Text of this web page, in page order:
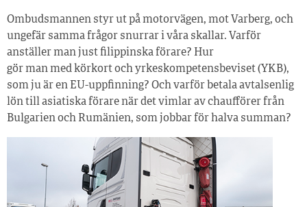
Ombudsmannen styr ut på motorvägen, mot Varberg, och
ungefär samma frågor snurrar i våra skallar. Varför
anställer man just filippinska förare? Hur
gör man med körkort och yrkeskompetensbeviset (YKB),
som ju är en EU-uppfinning? Och varför betala avtalsenlig
lön till asiatiska förare när det vimlar av chaufförer från
Bulgarien och Rumänien, som jobbar för halva summan?